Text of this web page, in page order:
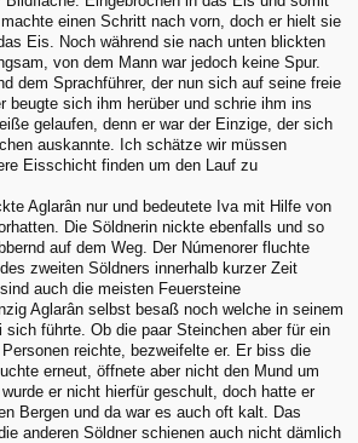
einen Schritt nach vorn, doch er hielt sie
Eis. Noch während sie nach unten blickten
von dem Mann war jedoch keine Spur.
dem Sprachführer, der nun sich auf seine freie
beugte sich ihm herüber und schrie ihm ins
gelaufen, denn er war der Einzige, der sich
auskannte. Ich schätze wir müssen
Eisschicht finden um den Lauf zu
Aglarân nur und bedeutete Iva mit Hilfe von
Die Söldnerin nickte ebenfalls und so
auf dem Weg. Der Númenorer fluchte
zweiten Söldners innerhalb kurzer Zeit
auch die meisten Feuersteine
Aglarân selbst besaß noch welche in seinem
sich führte. Ob die paar Steinchen aber für ein
reichte, bezweifelte er. Er biss die
erneut, öffnete aber nicht den Mund um
er nicht hierfür geschult, doch hatte er
Bergen und da war es auch oft kalt. Das
anderen Söldner schienen auch nicht dämlich